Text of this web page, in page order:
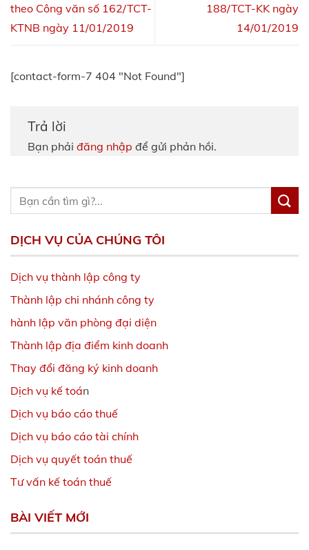
theo Công văn số 162/TCT-
KTNB ngày 11/01/2019
188/TCT-KK ngày
14/01/2019
[contact-form-7 404 "Not Found"]
Trả lời
Bạn phải đăng nhập để gửi phản hồi.
DỊCH VỤ CỦA CHÚNG TÔI
Dịch vụ thành lập công ty
Thành lập chi nhánh công ty
hành lập văn phòng đại diện
Thành lập địa điểm kinh doanh
Thay đổi đăng ký kinh doanh
Dịch vụ kế toán
Dịch vụ báo cáo thuế
Dịch vụ báo cáo tài chính
Dịch vụ quyết toán thuế
Tư vấn kế toán thuế
BÀI VIẾT MỚI